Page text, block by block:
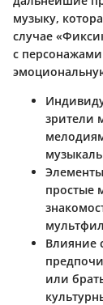
музыку,
случае
с
зрители
простые
Влияние
или